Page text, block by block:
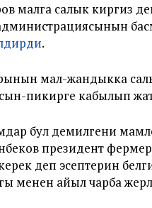
малга салык киргизүү
.
мал-жандыкка
пикирге кабылып
бул демилгени
президент
керек деп эсептерин
менен айыл чарба